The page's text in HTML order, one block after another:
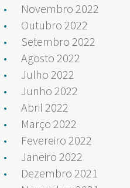
Novembro 2022
Outubro 2022
Setembro 2022
Agosto 2022
Julho 2022
Junho 2022
Abril 2022
Março 2022
Fevereiro 2022
Janeiro 2022
Dezembro 2021